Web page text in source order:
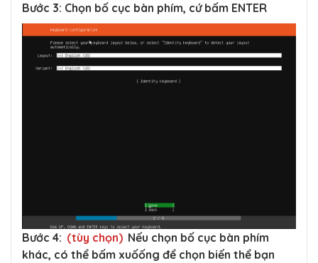
Bước 3: Chọn bố cục bàn phím, cứ bấm ENTER
Bước 4: (tùy chọn) Nếu chọn bố cục bàn phím
khác, có thể bấm xuốống để chọn biến thể bạn